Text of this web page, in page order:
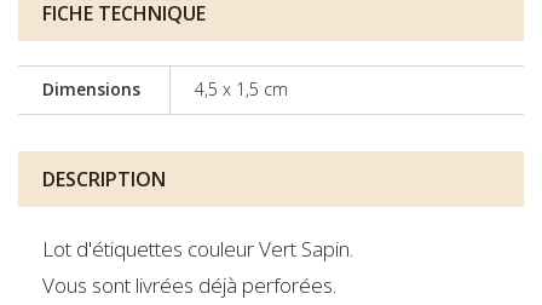
FICHE TECHNIQUE
Dimensions 4,5 x 1,5 cm
DESCRIPTION
Lot d'étiquettes couleur Vert Sapin.
Vous sont livrées déjà perforées.